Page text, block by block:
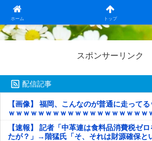
ホーム トップ
日本第一！ニュース録
スポンサーリンク
配信記事
【画像】 福岡、こんなのが普通に走って
ｗｗｗｗｗｗｗｗｗｗｗｗｗｗｗｗｗｗｗ
ｗｗｗｗｗ
【速報】 記者「中革連は食料品消費税ゼ
たが？」→階猛氏「そ、それは財源確保と